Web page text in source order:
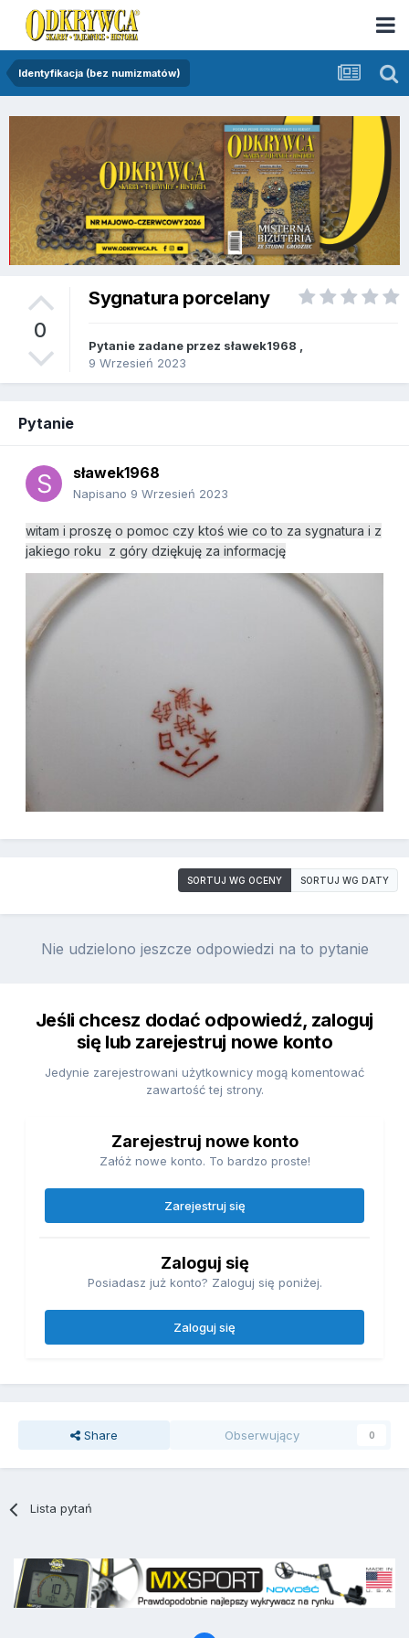
Identyfikacja (bez numizmatów)
0
Sygnatura porcelany
Pytanie zadane przez sławek1968
9 Wrzesień 2023
Pytanie
sławek1968
Napisano 9 Wrzesień 2023
witam i proszę o pomoc czy ktoś wie co to za sygnatura i z
jakiego roku z góry dziękuję za informację
SORTUJ WG OCENY SORTUJ WG DATY
Nie udzielono jeszcze odpowiedzi na to pytanie
Jeśli chcesz dodać odpowiedź, zaloguj
się lub zarejestruj nowe konto
Jedynie zarejestrowani użytkownicy mogą komentować
zawartość tej strony.
Zarejestruj nowe konto
Załóż nowe konto. To bardzo proste!
Zarejestruj się
Zaloguj się
Posiadasz już konto? Zaloguj się poniżej.
Zaloguj się
Share Obserwujący 0
Lista pytań